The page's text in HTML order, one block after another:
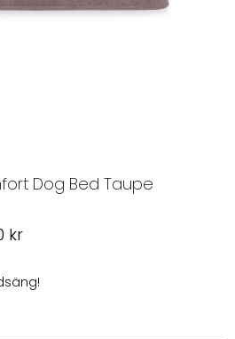
Dog Bed Taupe
krPrisintervall:
999,00 kr